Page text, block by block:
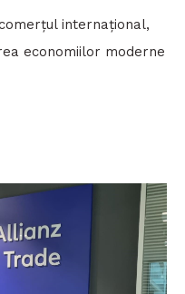
internațional,
economiilor moderne